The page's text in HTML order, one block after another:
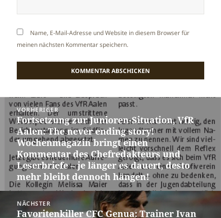
Name, E-Mail-Adresse und Website in diesem Browser für
meinen nächsten Kommentar speichern.
Beitragsnavigation
VORHERIGER
Vorheriger
Beitrag:
Fortsetzung zur Junioren-Situation, VfR
Aalen: The never ending story!
Wochenmagazin bringt einen
Kommentar des Chefredakteurs und
Leserbriefe – je länger es dauert, desto
mehr bleibt dennoch hängen!
NÄCHSTER
Nächster
Favoritenkiller CFC Genua: Trainer Ivan